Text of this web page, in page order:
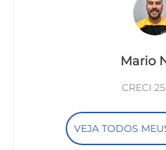
Mario
CRECI
VEJA TODOS